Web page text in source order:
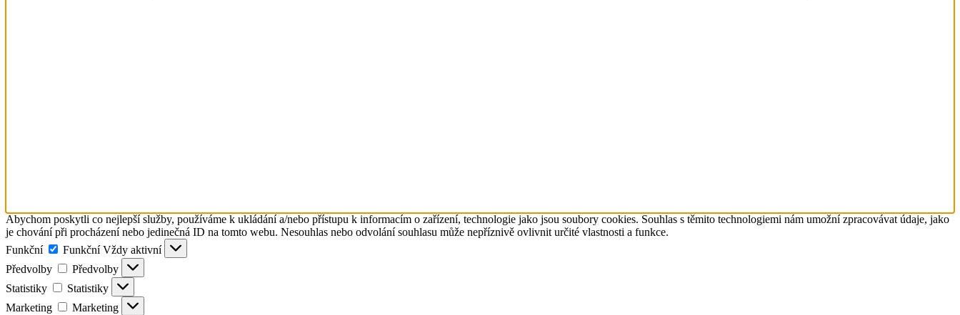
Abychom poskytli co nejlepší služby, používáme k ukládání a/nebo přístupu k informacím o zařízení, technologie jako jsou soubory cookies. Souhlas s těmito technologiemi nám umožní zpracovávat údaje, jako
je chování při procházení nebo jedinečná ID na tomto webu. Nesouhlas nebo odvolání souhlasu může nepříznivě ovlivnit určité vlastnosti a funkce.
Funkční
Funkční Vždy aktivní
Předvolby
Předvolby
Statistiky
Statistiky
Marketing
Marketing